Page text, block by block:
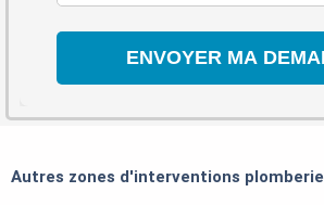
Autres zones d'interventions plomberie